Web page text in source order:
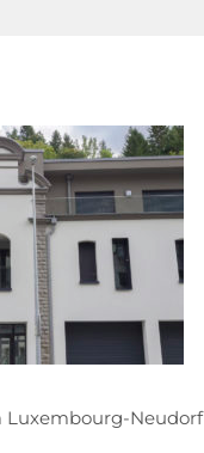
Luxembourg-Neudorf